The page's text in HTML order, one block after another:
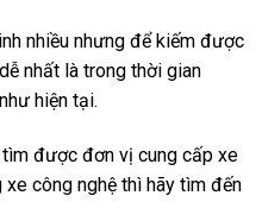
nhiều nhưng để kiếm được
nhất là trong thời gian
hiện tại.
tìm được đơn vị cung cấp xe
công nghệ thì hãy tìm đến